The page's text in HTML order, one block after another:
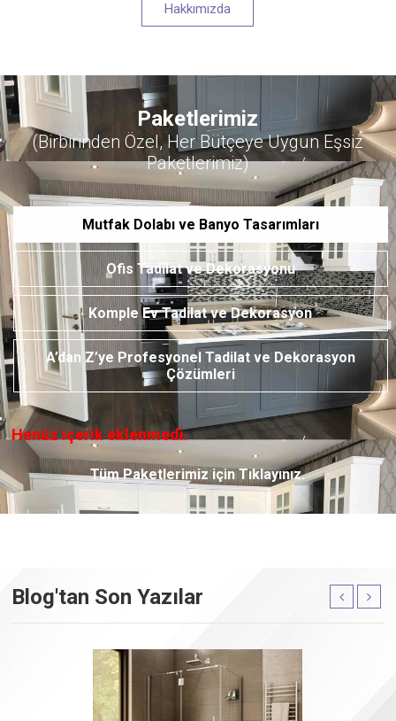
Hakkımızda
Paketlerimiz
(Birbirinden Özel, Her Bütçeye Uygun Eşsiz
Paketlerimiz)
Mutfak Dolabı ve Banyo Tasarımları
Ofis Tadilat ve Dekorasyonu
Komple Ev Tadilat ve Dekorasyon
A’dan Z’ye Profesyonel Tadilat ve Dekorasyon
Çözümleri
Henüz içerik eklenmedi.
Tüm Paketlerimiz için Tıklayınız.
Blog'tan Son Yazılar